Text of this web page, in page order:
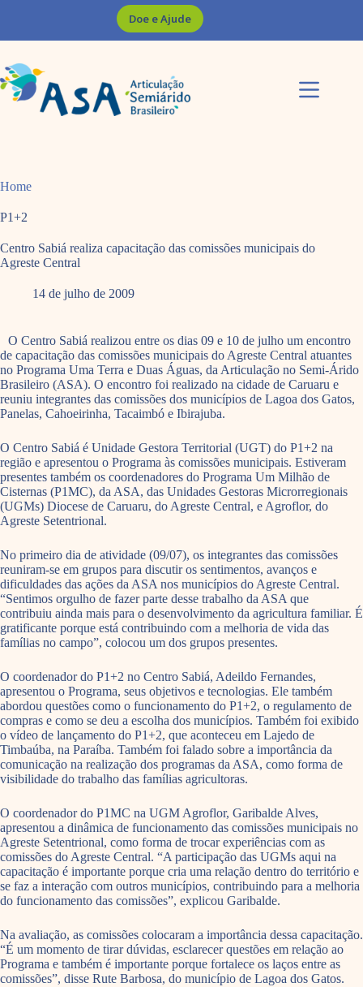
Doe e Ajude
Home
P1+2
Centro Sabiá realiza capacitação das comissões municipais do
Agreste Central
14 de julho de 2009
O Centro Sabiá realizou entre os dias 09 e 10 de julho um encontro
de capacitação das comissões municipais do Agreste Central atuantes
no Programa Uma Terra e Duas Águas, da Articulação no Semi-Árido
Brasileiro (ASA). O encontro foi realizado na cidade de Caruaru e
reuniu integrantes das comissões dos municípios de Lagoa dos Gatos,
Panelas, Cahoeirinha, Tacaimbó e Ibirajuba.
O Centro Sabiá é Unidade Gestora Territorial (UGT) do P1+2 na
região e apresentou o Programa às comissões municipais. Estiveram
presentes também os coordenadores do Programa Um Milhão de
Cisternas (P1MC), da ASA, das Unidades Gestoras Microrregionais
(UGMs) Diocese de Caruaru, do Agreste Central, e Agroflor, do
Agreste Setentrional.
No primeiro dia de atividade (09/07), os integrantes das comissões
reuniram-se em grupos para discutir os sentimentos, avanços e
dificuldades das ações da ASA nos municípios do Agreste Central.
“Sentimos orgulho de fazer parte desse trabalho da ASA que
contribuiu ainda mais para o desenvolvimento da agricultura familiar. É
gratificante porque está contribuindo com a melhoria de vida das
famílias no campo”, colocou um dos grupos presentes.
O coordenador do P1+2 no Centro Sabiá, Adeildo Fernandes,
apresentou o Programa, seus objetivos e tecnologias. Ele também
abordou questões como o funcionamento do P1+2, o regulamento de
compras e como se deu a escolha dos municípios. Também foi exibido
o vídeo de lançamento do P1+2, que aconteceu em Lajedo de
Timbaúba, na Paraíba. Também foi falado sobre a importância da
comunicação na realização dos programas da ASA, como forma de
visibilidade do trabalho das famílias agricultoras.
O coordenador do P1MC na UGM Agroflor, Garibalde Alves,
apresentou a dinâmica de funcionamento das comissões municipais no
Agreste Setentrional, como forma de trocar experiências com as
comissões do Agreste Central. “A participação das UGMs aqui na
capacitação é importante porque cria uma relação dentro do território e
se faz a interação com outros municípios, contribuindo para a melhoria
do funcionamento das comissões”, explicou Garibalde.
Na avaliação, as comissões colocaram a importância dessa capacitação.
“É um momento de tirar dúvidas, esclarecer questões em relação ao
Programa e também é importante porque fortalece os laços entre as
comissões”, disse Rute Barbosa, do município de Lagoa dos Gatos.